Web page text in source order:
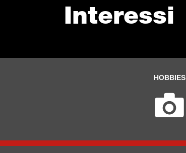
Interessi
HOBBIES